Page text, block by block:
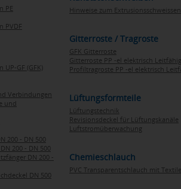
PE
PVDF
GF (GFK)
Verbindungen
und
200 - DN 500
200 - DN 500
DN 200 -
DN 500
Hinweise zum Extrusionsschweissen
Gitterroste / Tragroste
GFK Gitterroste
Gitterroste PP -el elektrisch Leitfähig
Profiltragroste PP -el elektrisch
Lüftungsformteile
Lüftungstechnik
Revisionsdeckel für Lüftungskanäle
Luftstromüberwachung
Chemieschlauch
PVC Transparentschlauch mit